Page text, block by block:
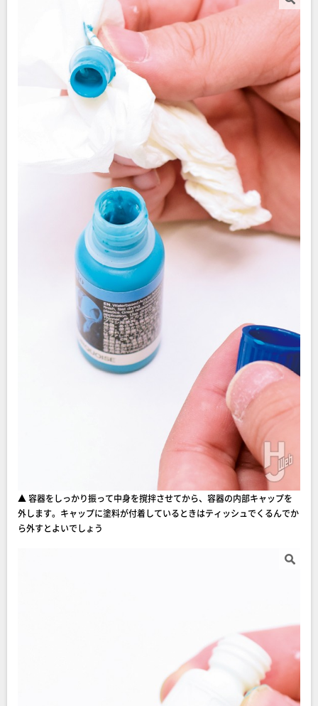
▲ 容器をしっかり振って中身を撹拌させてから、容器の内部キャップを
外します。キャップに塗料が付着しているときはティッシュでくるんでか
ら外すとよいでしょう